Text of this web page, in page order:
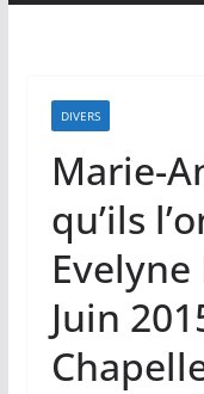
DIVERS
Marie-
qu’ils
Evelyne
Juin